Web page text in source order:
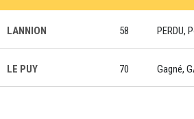
LANNION 58 PERDU,
LE PUY 70 Gagné,